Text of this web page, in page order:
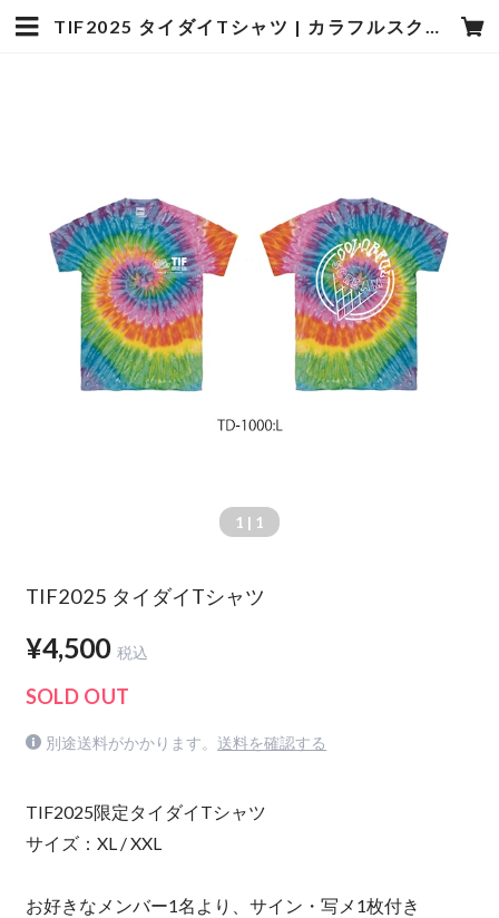
TIF2025 タイダイTシャツ | カラフルスクリーム【公式】
1 | 1
TIF2025 タイダイTシャツ
¥4,500 税込
SOLD OUT
別途送料がかかります。 送料を確認する
TIF2025限定タイダイTシャツ
サイズ：XL / XXL
お好きなメンバー1名より、サイン・写メ1枚付き